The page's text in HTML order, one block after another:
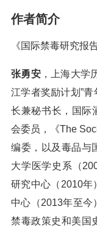
作者简介
《国际禁毒研究报
张勇安，上海大学
江学者奖励计划”
长兼秘书长，国际
会委员，《The
编委，以及毒品与
大学医学史系（
研究中心（2010年
中心（2013年至今
禁毒政策史和美国